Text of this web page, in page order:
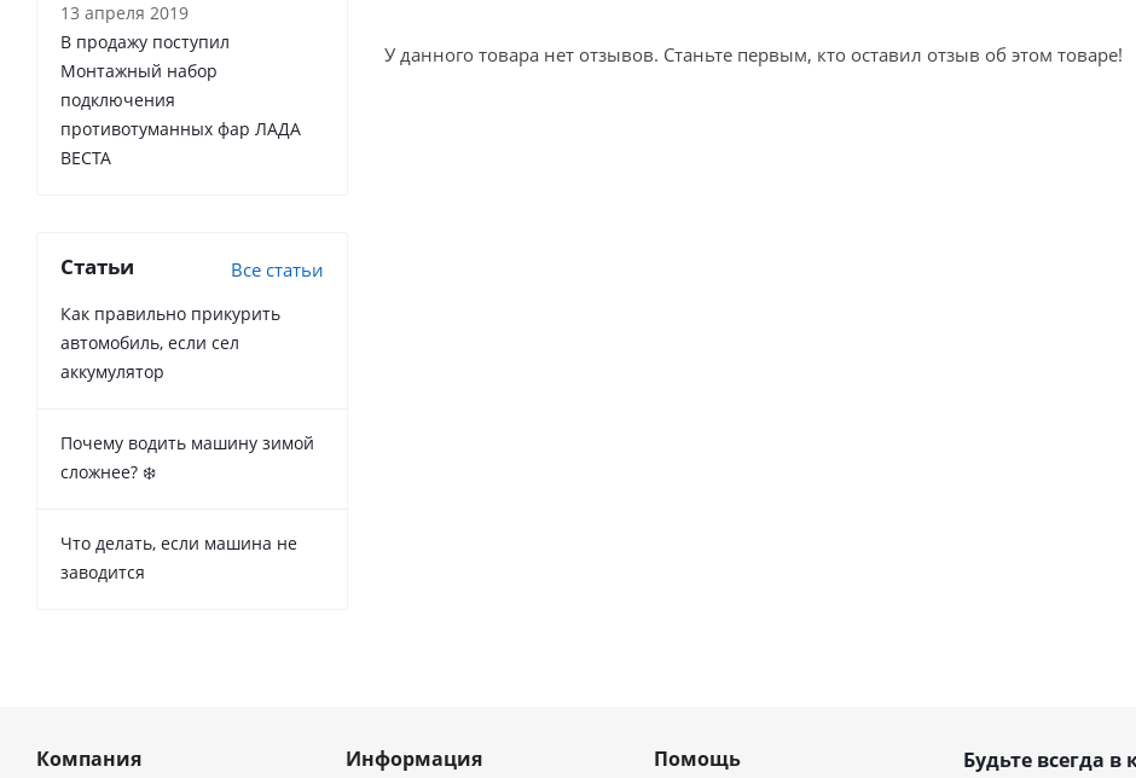
У данного товара нет отзывов. Станьте первым, кто оставил отзыв об этом товаре!
13 апреля 2019
В продажу поступил
Монтажный набор
подключения
противотуманных фар ЛАДА
ВЕСТА
Статьи Все статьи
Как правильно прикурить
автомобиль, если сел
аккумулятор
Почему водить машину зимой
сложнее? ❄️
Что делать, если машина не
заводится
Компания Информация Помощь Будьте всегда в